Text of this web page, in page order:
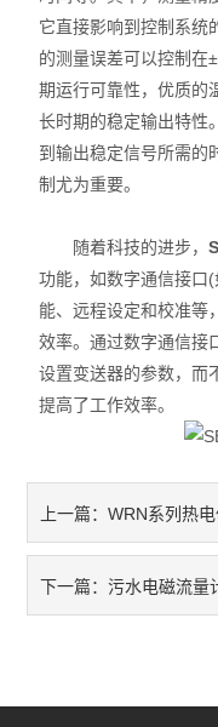
它直接影响到控制系统
的测量误差可以控制在
期运行可靠性，优质的
长时期的稳定输出特性
到输出稳定信号所需的
制尤为重要。
随着科技的进步，
功能，如数字通信接口
能、远程设定和校准等
效率。通过数字通信接
设置变送器的参数，而
提高了工作效率。
上一篇：WRN系列热
下一篇：污水电磁流量